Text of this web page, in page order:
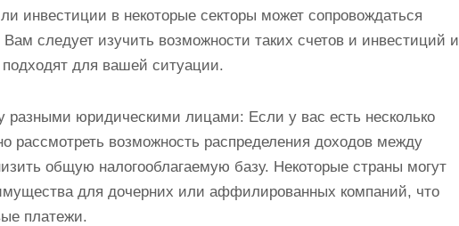
инвестиции в некоторые секторы может сопровождаться
следует изучить возможности таких счетов и инвестиций и
для вашей ситуации.
разными юридическими лицами: Если у вас есть несколько
рассмотреть возможность распределения доходов между
общую налогооблагаемую базу. Некоторые страны могут
для дочерних или аффилированных компаний, что
платежи.